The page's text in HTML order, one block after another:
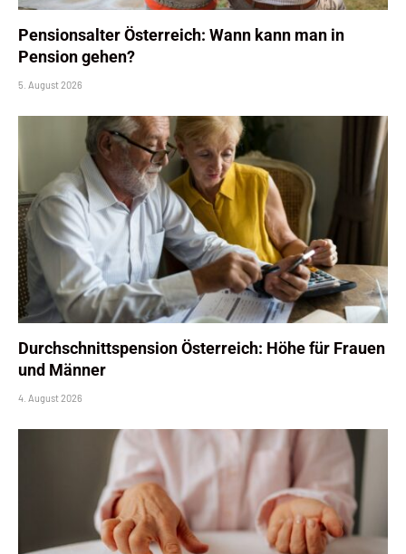
Pensionsalter Österreich: Wann kann man in
Pension gehen?
5. August 2026
Durchschnittspension Österreich: Höhe für Frauen
und Männer
4. August 2026